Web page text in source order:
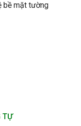
bề mặt tường
TỰ